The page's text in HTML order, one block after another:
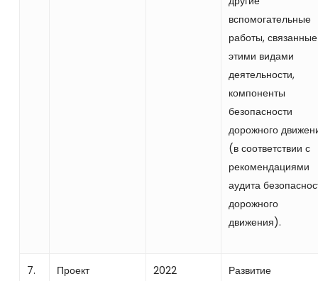
вспомогательные
работы,
этими видами
деятельности,
компоненты
безопасности
дорожного
(в соответствии с
рекомендациями
аудита
дорожного
движения).
7.
Проект
2022
Развитие